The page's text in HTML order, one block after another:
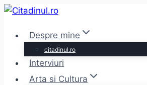
Skip
contentDespre mine
citadinul.ro
Interviuri
Arta si Cultura